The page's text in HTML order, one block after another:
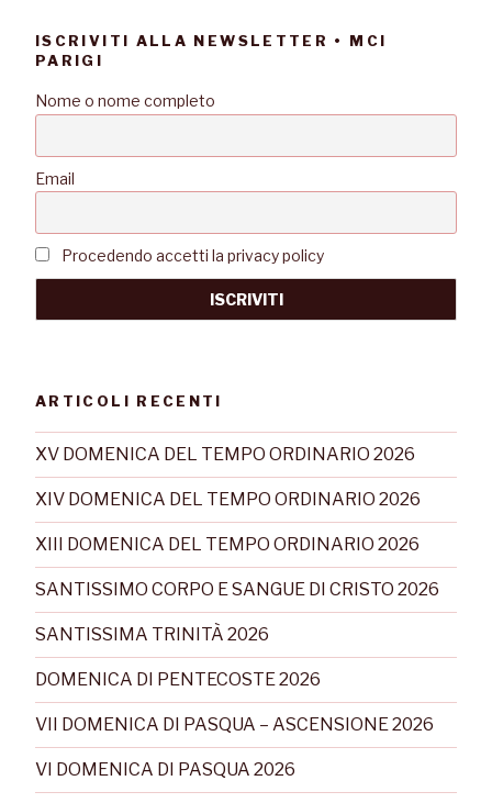
ISCRIVITI ALLA NEWSLETTER • MCI
PARIGI
Nome o nome completo
Email
Procedendo accetti la privacy policy
ARTICOLI RECENTI
XV DOMENICA DEL TEMPO ORDINARIO 2026
XIV DOMENICA DEL TEMPO ORDINARIO 2026
XIII DOMENICA DEL TEMPO ORDINARIO 2026
SANTISSIMO CORPO E SANGUE DI CRISTO 2026
SANTISSIMA TRINITÀ 2026
DOMENICA DI PENTECOSTE 2026
VII DOMENICA DI PASQUA – ASCENSIONE 2026
VI DOMENICA DI PASQUA 2026